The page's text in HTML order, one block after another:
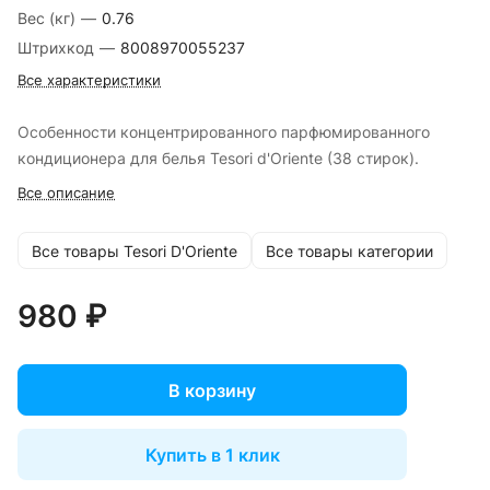
Вес (кг) — 0.76
Штрихкод — 8008970055237
Все характеристики
Особенности концентрированного парфюмированного
кондиционера для белья Tesori d'Oriente (38 стирок).
Все описание
Все товары Tesori D'Oriente Все товары категории
980 ₽
В корзину
Купить в 1 клик